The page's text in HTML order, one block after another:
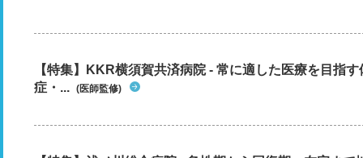
【特集】KKR横須賀共済病院 - 常に適した医療を目指
症・... (医師監修)